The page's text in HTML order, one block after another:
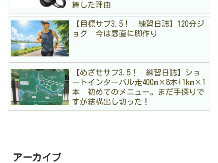
舞した理由
【目標サブ3.5！ 練習日誌】120分ジ
ョグ 今は愚直に脚作り
【めざせサブ3.5！ 練習日誌】ショ
ートインターバル走400m×8本+1km×1
本 初めてのメニュー。まだ手探りで
すが結構出し切った！
アーカイブ